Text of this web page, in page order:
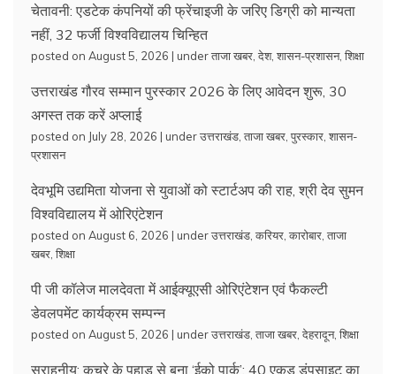
चेतावनी: एडटेक कंपनियों की फ्रेंचाइजी के जरिए डिग्री को मान्यता
नहीं, 32 फर्जी विश्वविद्यालय चिन्हित
posted on August 5, 2026 | underताजा खबर देश, शासन-प्रशासन, शिक्षा
उत्तराखंड गौरव सम्मान पुरस्कार 2026 के लिए आवेदन शुरू, 30
अगस्त तक करें अप्लाई
posted on July 28, 2026 | underउत्तराखंड ताजा खबर पुरस्कार शासन-
प्रशासन
देवभूमि उद्यमिता योजना से युवाओं को स्टार्टअप की राह, श्री देव सुमन
विश्वविद्यालय में ओरिएंटेशन
posted on August 6, 2026 | underउत्तराखंड करियर कारोबार ताजा
खबर शिक्षा
पी जी कॉलेज मालदेवता में आईक्यूएसी ओरिएंटेशन एवं फैकल्टी
डेवलपमेंट कार्यक्रम सम्पन्न
posted on August 5, 2026 | underउत्तराखंड ताजा खबर देहरादून, शिक्षा
सराहनीय: कचरे के पहाड़ से बना ‘ईको पार्क’: 40 एकड़ डंपसाइट का